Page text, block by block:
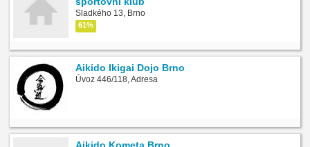
Sladkého 13, Brno
61%
Aikido Ikigai Dojo Brno
Úvoz 446/118, Adresa
Aikido Kometa Brno